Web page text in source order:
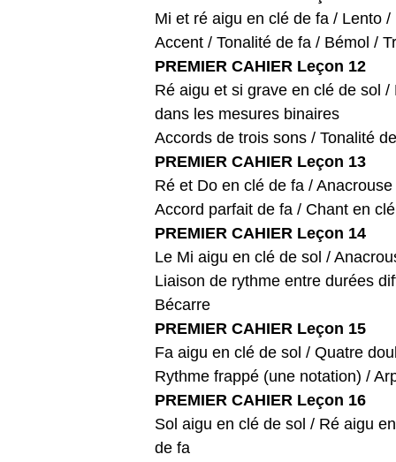
Mi et ré aigu en clé de fa / Lento
Accent / Tonalité de fa / Bémol /
PREMIER CAHIER Leçon 12
Ré aigu et si grave en clé de sol
dans les mesures binaires
Accords de trois sons / Tonalité
PREMIER CAHIER Leçon 13
Ré et Do en clé de fa /
Accord parfait de fa / Chant en
PREMIER CAHIER Leçon 14
Le Mi aigu en clé de sol /
Liaison de rythme entre durées
Bécarre
PREMIER CAHIER Leçon 15
Fa aigu en clé de sol / Quatre
Rythme frappé (une notation) /
PREMIER CAHIER Leçon 16
Sol aigu en clé de sol / Ré aigu
de fa